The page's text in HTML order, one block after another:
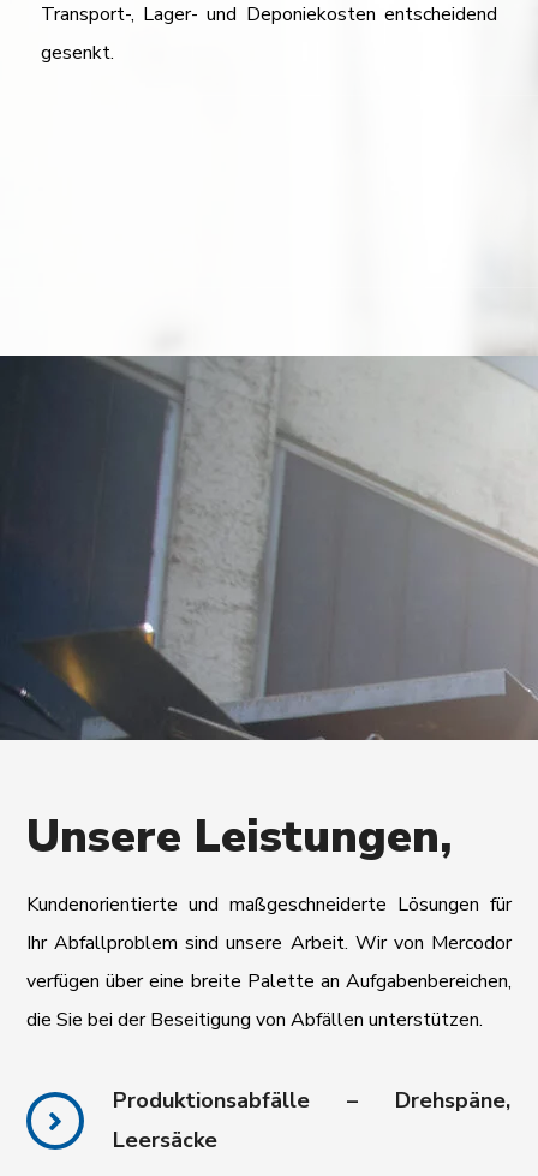
Transport-, Lager- und Deponiekosten entscheidend
gesenkt.
Unsere Leistungen,
Kundenorientierte und maßgeschneiderte Lösungen für
Ihr Abfallproblem sind unsere Arbeit. Wir von Mercodor
verfügen über eine breite Palette an Aufgabenbereichen,
die Sie bei der Beseitigung von Abfällen unterstützen.
Produktionsabfälle – Drehspäne,
Leersäcke